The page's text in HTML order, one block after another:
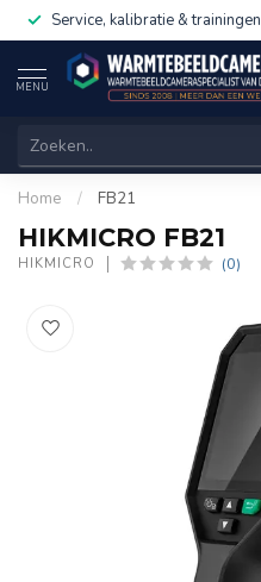
Service, kalibratie & trainingen
MENU
Home / FB21
HIKMICRO FB21
HIKMICRO (0)